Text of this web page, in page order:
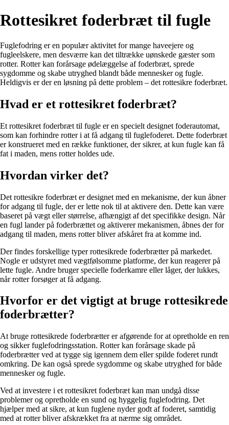
Rottesikret foderbræt til fugle
Fuglefodring er en populær aktivitet for mange haveejere og
fugleelskere, men desværre kan det tiltrække uønskede gæster som
rotter. Rotter kan forårsage ødelæggelse af foderbræt, sprede
sygdomme og skabe utryghed blandt både mennesker og fugle.
Heldigvis er der en løsning på dette problem – det rottesikre foderbræt.
Hvad er et rottesikret foderbræt?
Et rottesikret foderbræt til fugle er en specielt designet foderautomat,
som kan forhindre rotter i at få adgang til fuglefoderet. Dette foderbræt
er konstrueret med en række funktioner, der sikrer, at kun fugle kan få
fat i maden, mens rotter holdes ude.
Hvordan virker det?
Det rottesikre foderbræt er designet med en mekanisme, der kun åbner
for adgang til fugle, der er lette nok til at aktivere den. Dette kan være
baseret på vægt eller størrelse, afhængigt af det specifikke design. Når
en fugl lander på foderbrættet og aktiverer mekanismen, åbnes der for
adgang til maden, mens rotter bliver afskåret fra at komme ind.
Der findes forskellige typer rottesikrede foderbrætter på markedet.
Nogle er udstyret med vægtfølsomme platforme, der kun reagerer på
lette fugle. Andre bruger specielle foderkamre eller låger, der lukkes,
når rotter forsøger at få adgang.
Hvorfor er det vigtigt at bruge rottesikrede
foderbrætter?
At bruge rottesikrede foderbrætter er afgørende for at opretholde en ren
og sikker fuglefodringsstation. Rotter kan forårsage skade på
foderbrætter ved at tygge sig igennem dem eller spilde foderet rundt
omkring. De kan også sprede sygdomme og skabe utryghed for både
mennesker og fugle.
Ved at investere i et rottesikret foderbræt kan man undgå disse
problemer og opretholde en sund og hyggelig fuglefodring. Det
hjælper med at sikre, at kun fuglene nyder godt af foderet, samtidig
med at rotter bliver afskrækket fra at nærme sig området.